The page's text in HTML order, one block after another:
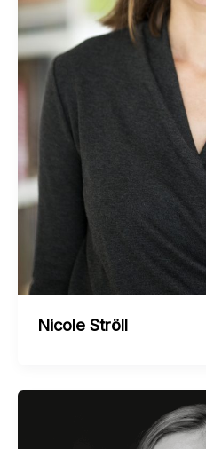
Nicole Ströll